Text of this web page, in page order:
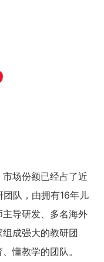
场份额已经占了近
队，由拥有16年儿
导研发、多名海外
成强大的教研团
懂教学的团队。